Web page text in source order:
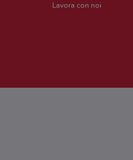
Lavora con noi